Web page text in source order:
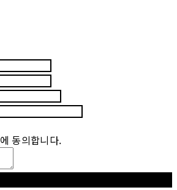
에 동의합니다.